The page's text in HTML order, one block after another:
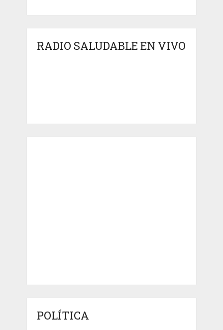
RADIO SALUDABLE EN VIVO
POLÍTICA